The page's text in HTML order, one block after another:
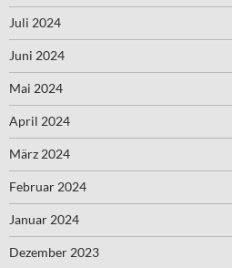
Juli 2024
Juni 2024
Mai 2024
April 2024
März 2024
Februar 2024
Januar 2024
Dezember 2023